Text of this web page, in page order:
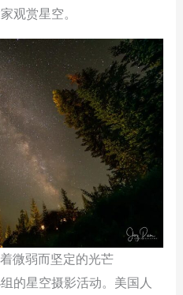
观赏星空。
微弱而坚定的光芒
的星空摄影活动。美国人